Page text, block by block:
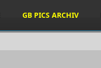
GB PICS ARCHIV